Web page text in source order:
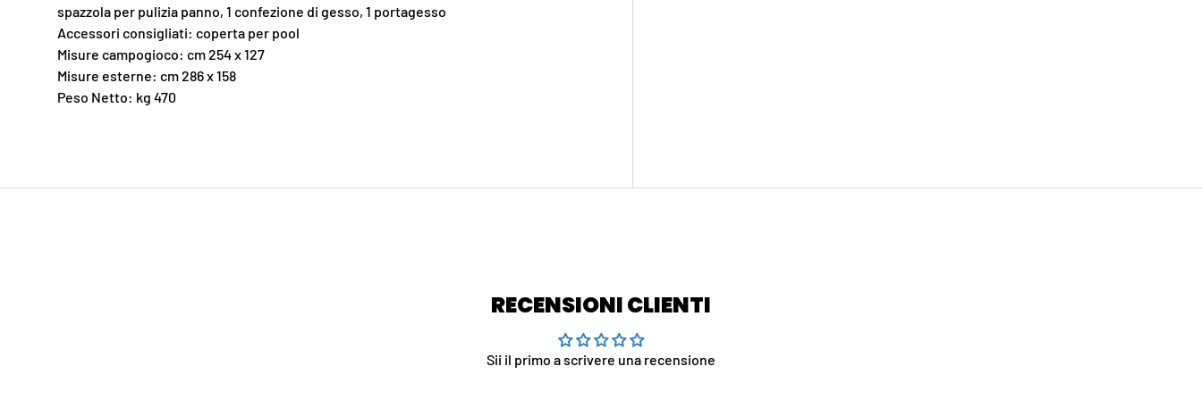
spazzola per pulizia panno, 1 confezione di gesso, 1 portagesso
Accessori consigliati: coperta per pool
Misure campogioco: cm 254 x 127
Misure esterne: cm 286 x 158
Peso Netto: kg 470
RECENSIONI CLIENTI
Sii il primo a scrivere una recensione